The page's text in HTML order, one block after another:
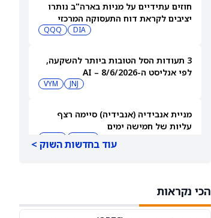
חוזים עתידיים על מניות בארה"ב נותרו
יציבים לקראת דוח התעסוקה המרכזי
DIA
QQQ
3 תעודות הסל הטובות ביותר להשקעה,
לפי אנליסט ה-AI – 8/6/2026
JNJ
VYM
מניית אנבידיה (אנבידיה) סיימה רצף
עליות של חמישה ימים
עוד בחדשות השוק >
הכי נקראות